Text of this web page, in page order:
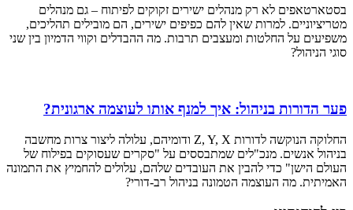
בסטארטאפים לא רק מנהלים ישירים זקוקים לפיתוח – גם מנהלים
מטריציוניים. למרות שאין להם כפיפים ישירים, הם מובילים תהליכים,
משפיעים על החלטות ומעצבים תרבות. מה ההבדלים וקווי הדמיון בין שני
סוגי הניהול?
פער הדורות בניהול: איך למנף אותו לעוצמה ארגונית?
החלוקה הנוקשה לדורות Z, Y, X ודומיהם, עלולה ליצור צרות מחשבה
בניהול אנשים. מנכ"לים שמתבססים על "סקרים שעסוקים בפילוח של
העולם הישן" כדי להבין את העובדים שלהם, עלולים להחמיץ את התמונה
האמיתית. מה העוצמה הטמונה בניהול רב-דורי?